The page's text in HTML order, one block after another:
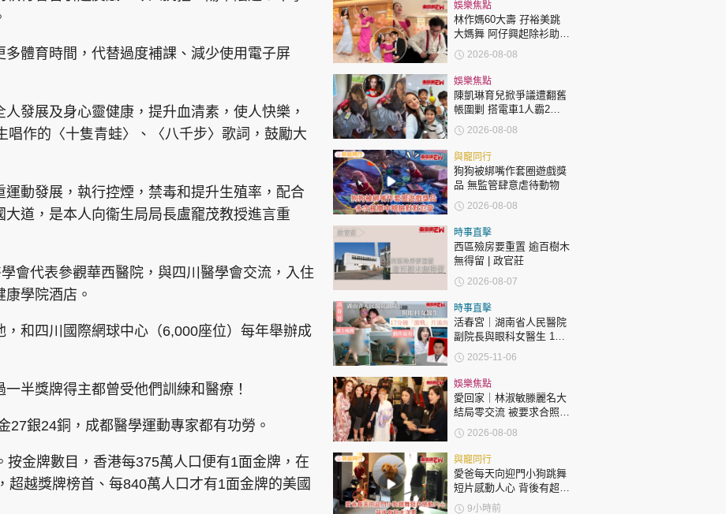
鬼靈精怪 威師兄
健康生活
飲食旅遊
PCM 電腦廣場 星島頭條 星島日報 頭條日報 星島環球 The Standard 親子王
EDUPLUS
款 版權及免責聲明 Copyright © 東周網 版權所有 . 不得轉載 ©Eastweek.com.hk. All rights reserved.
體育時間，代替過度補課、減少使用電子屏
發展及身心靈健康，提升血清素，使人快樂，
唱作的〈十隻青蛙〉、〈八千步〉歌詞，鼓勵大
動發展，執行控煙，禁毒和提升生殖率，配合
道，是本人向衞生局局長盧竉茂教授進言重
會代表參觀華西醫院，與四川醫學會交流，入住
學院酒店。
和四川國際網球中心（6,000座位）每年舉辦成
半獎牌得主都曾受他們訓練和醫療！
27銀24銅，成都醫學運動專家都有功勞。
按金牌數目，香港每375萬人口便有1面金牌，在
超越獎牌榜首、每840萬人口才有1面金牌的美國
娛樂焦點
林作媽60大壽 孖裕美跳
大媽舞 阿仔興起除衫助慶
回應兩女交好有原因
2026-08-08
娛樂焦點
陳凱琳育兒掀爭議遭翻舊
帳圍剿 搭電車1人霸2個
位 被轟自私欠公德心 有
指反應過度不公平
2026-08-08
與寵同行
狗狗被綁嘴作套圈遊戲獎
品 無監管肆意虐待動物
2026-08-08
時事直擊
西區殮房要重置 逾百樹木
無得留 | 政官莊
2026-08-07
時事直擊
活春宮｜湖南省人民醫院
副院長與眼科女醫生 17
分鐘「激戰」片流出 動作
露骨 網上瘋傳
2025-11-06
娛樂焦點
愛回家｜林淑敏滕麗名大
結局零交流 被要求合照即
閃「不和升級」？兩人咁
回應
2026-08-08
與寵同行
愛爸每天向迎門小狗跳舞
短片感動人心 背後有超大
洋蔥
9小時前